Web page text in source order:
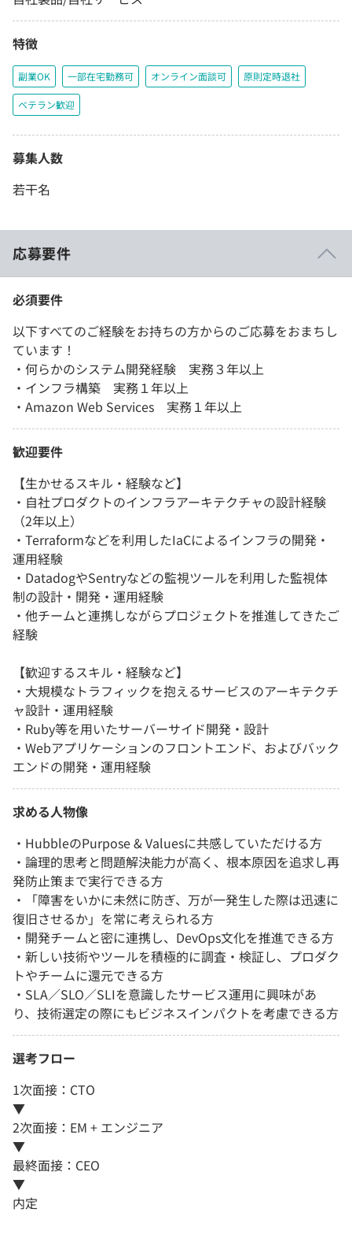
特徴
副業OK 一部在宅勤務可 オンライン面談可 原則定時退社
ベテラン歓迎
募集人数
若干名
応募要件
必須要件
以下すべてのご経験をお持ちの方からのご応募をおまちし
ています！
・何らかのシステム開発経験 実務３年以上
・インフラ構築 実務１年以上
・Amazon Web Services 実務１年以上
歓迎要件
【生かせるスキル・経験など】
・自社プロダクトのインフラアーキテクチャの設計経験
（2年以上）
・Terraformなどを利用したIaCによるインフラの開発・
運用経験
・DatadogやSentryなどの監視ツールを利用した監視体
制の設計・開発・運用経験
・他チームと連携しながらプロジェクトを推進してきたご
経験
【歓迎するスキル・経験など】
・大規模なトラフィックを抱えるサービスのアーキテクチ
ャ設計・運用経験
・Ruby等を用いたサーバーサイド開発・設計
・Webアプリケーションのフロントエンド、およびバック
エンドの開発・運用経験
求める人物像
・HubbleのPurpose & Valuesに共感していただける方
・論理的思考と問題解決能力が高く、根本原因を追求し再
発防止策まで実行できる方
・「障害をいかに未然に防ぎ、万が一発生した際は迅速に
復旧させるか」を常に考えられる方
・開発チームと密に連携し、DevOps文化を推進できる方
・新しい技術やツールを積極的に調査・検証し、プロダク
トやチームに還元できる方
・SLA／SLO／SLIを意識したサービス運用に興味があ
り、技術選定の際にもビジネスインパクトを考慮できる方
選考フロー
1次面接：CTO
▼
2次面接：EM + エンジニア
▼
最終面接：CEO
▼
内定